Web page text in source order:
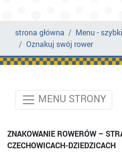
strona główna
Menu -
Oznakuj swój rower
MENU STRONY
ZNAKOWANIE ROWERÓW –
CZECHOWICACH-DZIEDZICACH